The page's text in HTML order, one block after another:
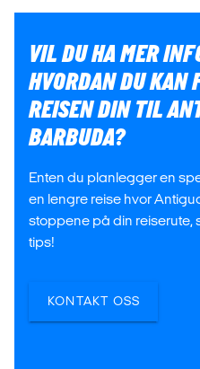
VIL DU HA MER
HVORDAN DU KAN
REISEN DIN TIL
BARBUDA?
Enten du planlegger en
en lengre reise hvor
stoppene på din reiserute,
tips!
KONTAKT OSS